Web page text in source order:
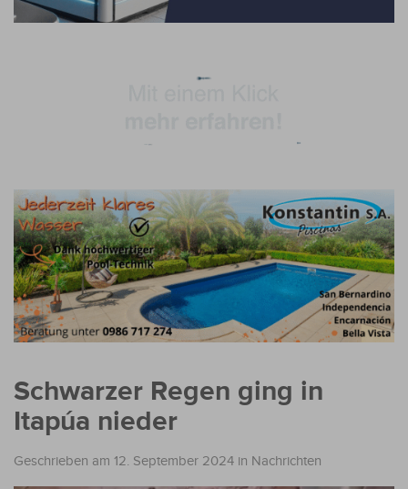
Schwarzer Regen ging in
Itapúa nieder
Geschrieben am 12. September 2024 in Nachrichten